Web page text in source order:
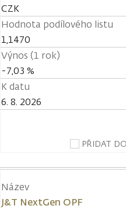
CZK
Hodnota podílového listu
1,1470
Výnos (1 rok)
-7,03 %
K datu
6. 8. 2026
PŘIDAT
Název
J&T NextGen OPF